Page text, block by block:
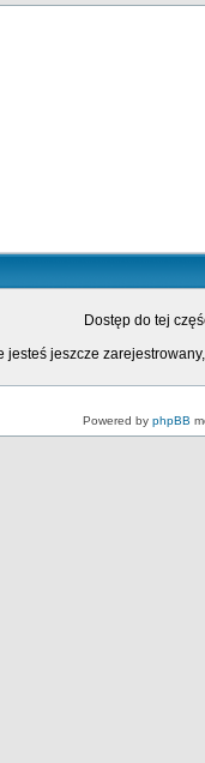
Dostęp do tej
jesteś jeszcze
Powered by phpBB